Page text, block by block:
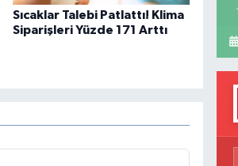
Sıcaklar Talebi Patlattı! Klima
Siparişleri Yüzde 171 Arttı